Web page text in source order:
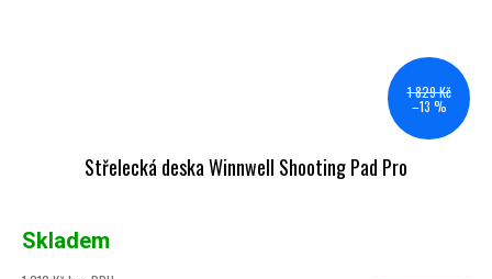
1 829 Kč
–13 %
Střelecká deska Winnwell Shooting Pad Pro
Skladem